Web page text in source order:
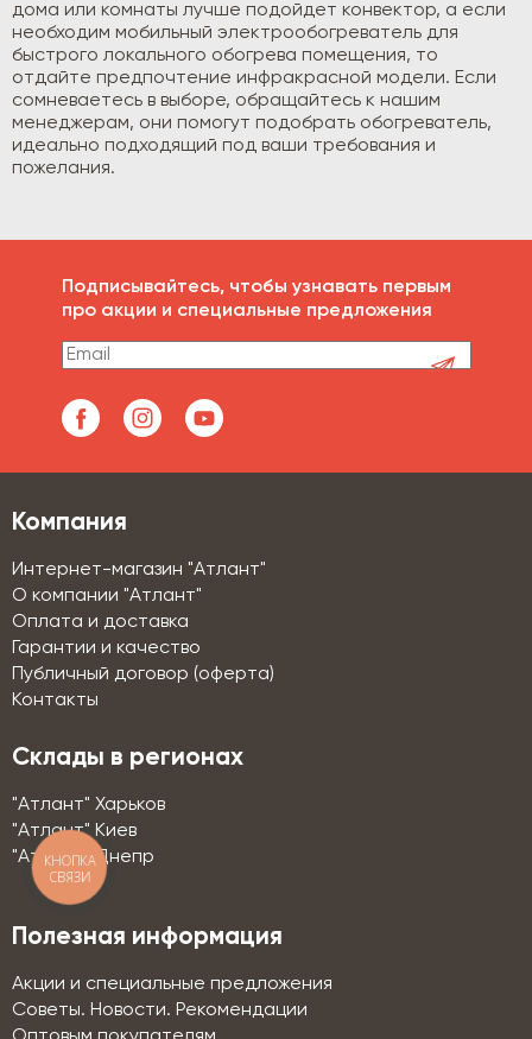
дома или комнаты лучше подойдет конвектор, а если
необходим мобильный электрообогреватель для
быстрого локального обогрева помещения, то
отдайте предпочтение инфракрасной модели. Если
сомневаетесь в выборе, обращайтесь к нашим
менеджерам, они помогут подобрать обогреватель,
идеально подходящий под ваши требования и
пожелания.
Подписывайтесь, чтобы узнавать первым
про акции и специальные предложения
Компания
Интернет-магазин "Атлант"
О компании "Атлант"
Оплата и доставка
Гарантии и качество
Публичный договор (оферта)
Контакты
Склады в регионах
"Атлант" Харьков
"Атлант" Киев
"Атлант" Днепр
Полезная информация
Акции и специальные предложения
Советы. Новости. Рекомендации
КНОПКА
СВЯЗИ